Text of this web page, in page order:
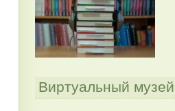
Виртуальный музей